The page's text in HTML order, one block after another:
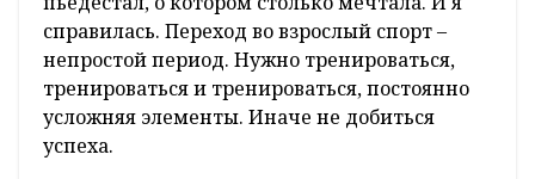
справилась. Переход во взрослый спорт –
непростой период. Нужно тренироваться,
тренироваться и тренироваться, постоянно
усложняя элементы. Иначе не добиться
успеха.